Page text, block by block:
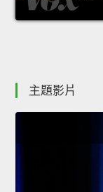
主題影片